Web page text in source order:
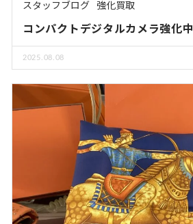
スタッフブログ 強化買取
コンパクトデジタルカメラ強化中
2025.08.08